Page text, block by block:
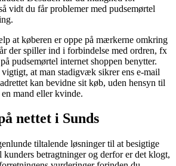
vidt du får problemer med pudsemørtel
at køberen er oppe på mærkerne omkring
der spiller ind i forbindelse med ordren, fx
pudsemørtel internet shoppen benytter.
at man stadigvæk sikrer ens e-mail
kan bevidne sit køb, uden hensyn til
mand eller kvinde.
nettet i Sunds
tiltalende løsninger til at besigtige
kunders betragtninger og derfor er det klogt,